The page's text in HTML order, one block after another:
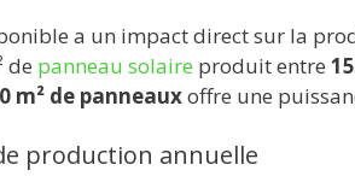
a un impact direct sur la
de panneau solaire produit entre
m² de panneauxoffre une
production annuelle